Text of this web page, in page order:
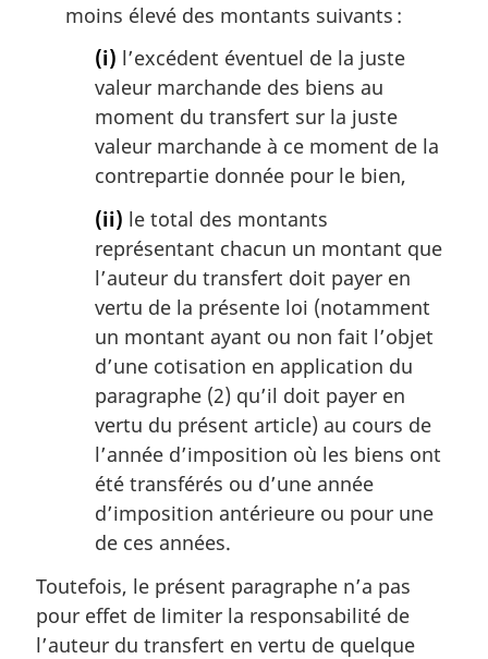
moins élevé des montants suivants :
(i) l’excédent éventuel de la juste
valeur marchande des biens au
moment du transfert sur la juste
valeur marchande à ce moment de la
contrepartie donnée pour le bien,
(ii) le total des montants
représentant chacun un montant que
l’auteur du transfert doit payer en
vertu de la présente loi (notamment
un montant ayant ou non fait l’objet
d’une cotisation en application du
paragraphe (2) qu’il doit payer en
vertu du présent article) au cours de
l’année d’imposition où les biens ont
été transférés ou d’une année
d’imposition antérieure ou pour une
de ces années.
Toutefois, le présent paragraphe n’a pas
pour effet de limiter la responsabilité de
l’auteur du transfert en vertu de quelque